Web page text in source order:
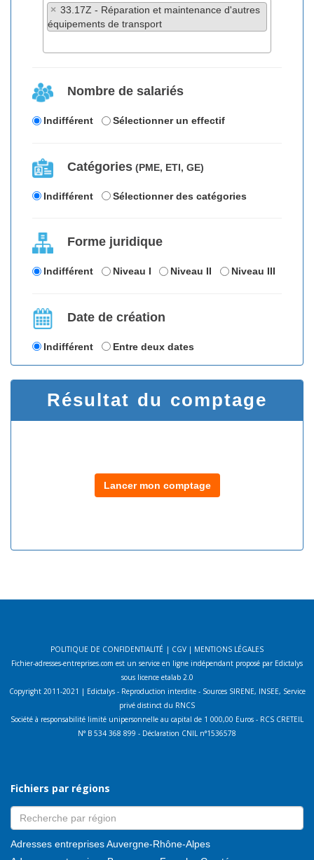
× 33.17Z - Réparation et maintenance d'autres
équipements de transport
Nombre de salariés
Indifférent Sélectionner un effectif
Catégories (PME, ETI, GE)
Indifférent Sélectionner des catégories
Forme juridique
Indifférent Niveau I Niveau II Niveau III
Date de création
Indifférent Entre deux dates
Résultat du comptage
Lancer mon comptage
POLITIQUE DE CONFIDENTIALITÉ | CGV | MENTIONS LÉGALES
Fichier-adresses-entreprises.com est un service en ligne indépendant proposé par Edictalys
sous licence etalab 2.0
Copyright 2011-2021 | Edictalys - Reproduction interdite - Sources SIRENE, INSEE, Service
privé distinct du RNCS
Société à responsabilité limité unipersonnelle au capital de 1 000,00 Euros - RCS CRETEIL
N° B 534 368 899 - Déclaration CNIL n°1536578
Fichiers par régions
Adresses entreprises Auvergne-Rhône-Alpes